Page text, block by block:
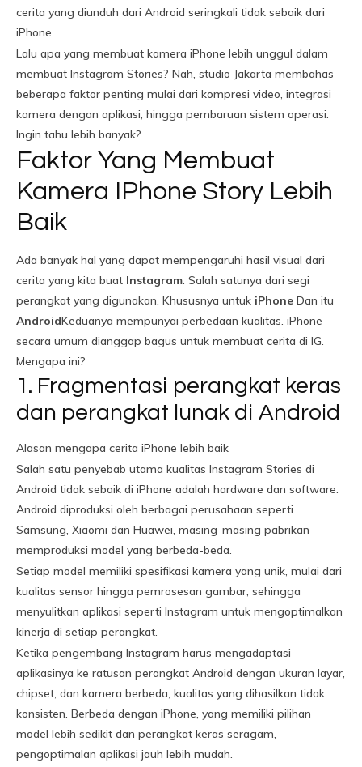
cerita yang diunduh dari Android seringkali tidak sebaik dari
iPhone.
Lalu apa yang membuat kamera iPhone lebih unggul dalam
membuat Instagram Stories? Nah, studio Jakarta membahas
beberapa faktor penting mulai dari kompresi video, integrasi
kamera dengan aplikasi, hingga pembaruan sistem operasi.
Ingin tahu lebih banyak?
Faktor Yang Membuat
Kamera IPhone Story Lebih
Baik
Ada banyak hal yang dapat mempengaruhi hasil visual dari
cerita yang kita buat Instagram. Salah satunya dari segi
perangkat yang digunakan. Khususnya untuk iPhone Dan itu
AndroidKeduanya mempunyai perbedaan kualitas. iPhone
secara umum dianggap bagus untuk membuat cerita di IG.
Mengapa ini?
1. Fragmentasi perangkat keras
dan perangkat lunak di Android
Alasan mengapa cerita iPhone lebih baik
Salah satu penyebab utama kualitas Instagram Stories di
Android tidak sebaik di iPhone adalah hardware dan software.
Android diproduksi oleh berbagai perusahaan seperti
Samsung, Xiaomi dan Huawei, masing-masing pabrikan
memproduksi model yang berbeda-beda.
Setiap model memiliki spesifikasi kamera yang unik, mulai dari
kualitas sensor hingga pemrosesan gambar, sehingga
menyulitkan aplikasi seperti Instagram untuk mengoptimalkan
kinerja di setiap perangkat.
Ketika pengembang Instagram harus mengadaptasi
aplikasinya ke ratusan perangkat Android dengan ukuran layar,
chipset, dan kamera berbeda, kualitas yang dihasilkan tidak
konsisten. Berbeda dengan iPhone, yang memiliki pilihan
model lebih sedikit dan perangkat keras seragam,
pengoptimalan aplikasi jauh lebih mudah.